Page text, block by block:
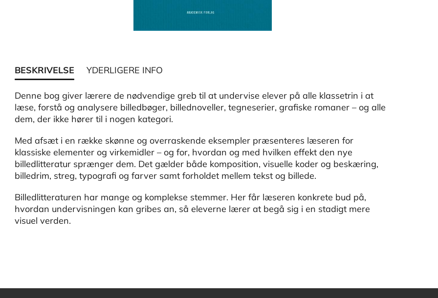
BESKRIVELSE YDERLIGERE INFO
Denne bog giver lærere de nødvendige greb til at undervise elever på alle klassetrin i at
læse, forstå og analysere billedbøger, billednoveller, tegneserier, grafiske romaner – og alle
dem, der ikke hører til i nogen kategori.
Med afsæt i en række skønne og overraskende eksempler præsenteres læseren for
klassiske elementer og virkemidler – og for, hvordan og med hvilken effekt den nye
billedlitteratur sprænger dem. Det gælder både komposition, visuelle koder og beskæring,
billedrim, streg, typografi og farver samt forholdet mellem tekst og billede.
Billedlitteraturen har mange og komplekse stemmer. Her får læseren konkrete bud på,
hvordan undervisningen kan gribes an, så eleverne lærer at begå sig i en stadigt mere
visuel verden.